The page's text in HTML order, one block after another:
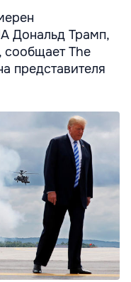
Дональд Трамп,
сообщает The
представителя